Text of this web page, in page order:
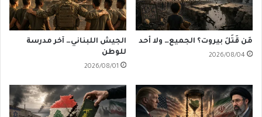
مَن قَتَلَ بيروت؟ الجميع… ولا أحد
2026/08/04
الجيش اللبناني… آخر مدرسة
للوطن
2026/08/01